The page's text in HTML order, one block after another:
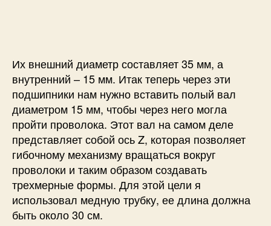
Их внешний диаметр составляет 35 мм, а
внутренний – 15 мм. Итак теперь через эти
подшипники нам нужно вставить полый вал
диаметром 15 мм, чтобы через него могла
пройти проволока. Этот вал на самом деле
представляет собой ось Z, которая позволяет
гибочному механизму вращаться вокруг
проволоки и таким образом создавать
трехмерные формы. Для этой цели я
использовал медную трубку, ее длина должна
быть около 30 см.